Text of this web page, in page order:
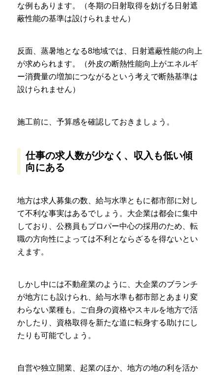
な例もあります。（冬期の日射取得を妨げる日射遮
蔽性能の基準は設けられません）
反面、蒸暑地となる8地域では、日射遮蔽性能の向上
が求められます。（外皮の断熱性能向上がエネルギ
ー消費量の増加につながるという考えで断熱基準は
設けられません）
施工前に、予算感を確認しておきましょう。
仕事の求人数が少なく、収入も低い傾
向にある
地方は求人募集の数、給与水準ともに都市部に対し
て不利な事実はあるでしょう。大企業は都会に集中
しており、公務員もプロパー中心の採用のため、転
職の方向性によっては不利とならざるを得ないとい
えます。
しかし中には不動産業のように、大企業のブランチ
が地方にも設けられ、給与水準も都市部とあまり変
わらない業種も。ご自身の資格やスキルを地方で活
かしたり、資格取得を新たな道に転身する助けにし
たりも可能でしょう。
自営や独立開業、起業のほか、地方の地の利を活か